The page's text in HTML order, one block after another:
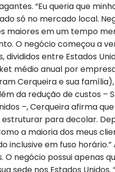
“Eu queria que
só no mercado local.
maiores em um tempo
O negócio começou a
divididos entre Estados
médio anual por
Cerqueira e sua
da redução de custos –
–, Cerqueira afirma
para decolar.
a maioria dos meus
inclusive em fuso
O negócio possui apenas